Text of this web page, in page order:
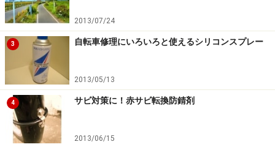
って推薦するというのはなかなか難しいですが、ここで
は完成度だけではなく、「生活を豊かにしてくれるミニ
ベロ」をひとつのキーワードとしてピックアップしてみ
ました。
走って運べるオールラウンダー！「R＆D
バーディー・クラシック」
2013/07/24
3 自転車修理にいろいろと使えるシリコンスプレー
2013/05/13
4 サビ対策に！赤サビ転換防錆剤
2013/06/15